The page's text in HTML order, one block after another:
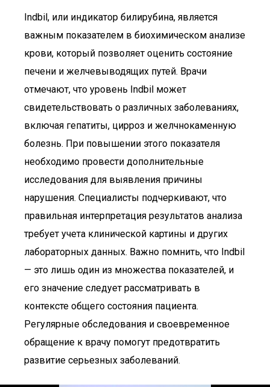
Indbil, или индикатор билирубина, является
важным показателем в биохимическом анализе
крови, который позволяет оценить состояние
печени и желчевыводящих путей. Врачи
отмечают, что уровень Indbil может
свидетельствовать о различных заболеваниях,
включая гепатиты, цирроз и желчнокаменную
болезнь. При повышении этого показателя
необходимо провести дополнительные
исследования для выявления причины
нарушения. Специалисты подчеркивают, что
правильная интерпретация результатов анализа
требует учета клинической картины и других
лабораторных данных. Важно помнить, что Indbil
— это лишь один из множества показателей, и
его значение следует рассматривать в
контексте общего состояния пациента.
Регулярные обследования и своевременное
обращение к врачу помогут предотвратить
развитие серьезных заболеваний.